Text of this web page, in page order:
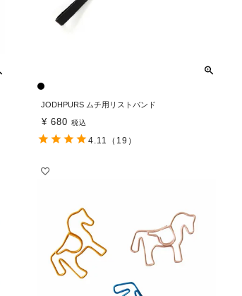
JODHPURS ムチ用リストバンド
¥ 680 税込
4.11 （19）